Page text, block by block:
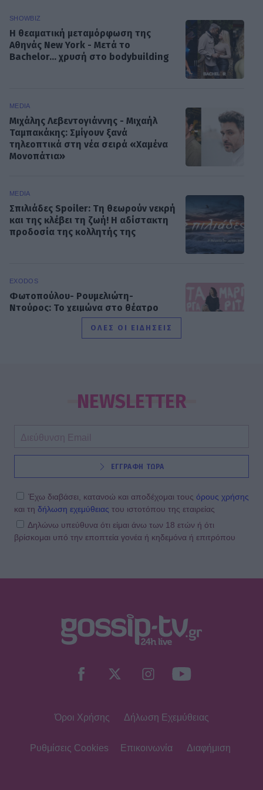
SHOWBIZ
Η θεαματική μεταμόρφωση της
Αθηνάς New York - Μετά το
Bachelor... χρυσή στο bodybuilding
MEDIA
Μιχάλης Λεβεντογιάννης - Μιχαήλ
Ταμπακάκης: Σμίγουν ξανά
τηλεοπτικά στη νέα σειρά «Χαμένα
Μονοπάτια»
MEDIA
Σπιλιάδες Spoiler: Τη θεωρούν νεκρή
και της κλέβει τη ζωή! Η αδίστακτη
προδοσία της κολλητής της
EXODOS
Φωτοπούλου- Ρουμελιώτη-
Ντούρος: Το χειμώνα στο θέατρο
την οδήγησε στην κορυφή της
MEDIA
Για Σένα - Νίκος Πουρσανίδης:
– Η τραγική μοίρα του Μιχάλη
MEDIA
Αντώνιος και Κλεοπάτρα: Αυτοτελή
Ποιους θα δούμε στα πρώτα
νέα προπόνηση για τέλειους
ΟΛΕΣ ΟΙ ΕΙΔΗΣΕΙΣ
NEWSLETTER
ΕΓΓΡΑΦΗ ΤΩΡΑ
Έχω διαβάσει, κατανοώ και αποδέχομαι τους όρους χρήσης
και τη δήλωση εχεμύθειας του ιστοτόπου της εταιρείας
Δηλώνω υπεύθυνα ότι είμαι άνω των 18 ετών ή ότι
βρίσκομαι υπό την εποπτεία γονέα ή κηδεμόνα ή επιτρόπου
Όροι Χρήσης Δήλωση Εχεμύθειας
Ρυθμίσεις Cookies Επικοινωνία Διαφήμιση